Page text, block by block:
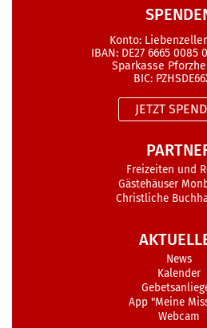
Konto:
IBAN: DE27 6665 0085
Sparkasse
BIC:
JETZT
Freizeiten und
Gästehäuser
Christliche
News
Kalender
App "Meine
Webcam